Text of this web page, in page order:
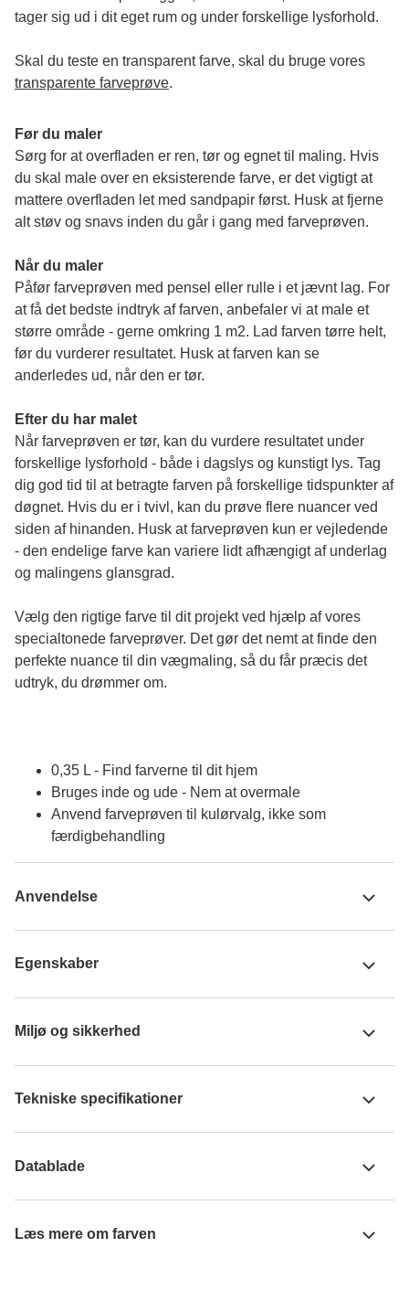
tager sig ud i dit eget rum og under forskellige lysforhold.
transparente farveprøve.
Før du maler
Sørg for at overfladen er ren, tør og egnet til maling. Hvis
du skal male over en eksisterende farve, er det vigtigt at
mattere overfladen let med sandpapir først. Husk at fjerne
alt støv og snavs inden du går i gang med farveprøven.
Når du maler
Påfør farveprøven med pensel eller rulle i et jævnt lag. For
at få det bedste indtryk af farven, anbefaler vi at male et
større område - gerne omkring 1 m2. Lad farven tørre helt,
før du vurderer resultatet. Husk at farven kan se
anderledes ud, når den er tør.
Efter du har malet
Når farveprøven er tør, kan du vurdere resultatet under
forskellige lysforhold - både i dagslys og kunstigt lys. Tag
dig god tid til at betragte farven på forskellige tidspunkter af
døgnet. Hvis du er i tvivl, kan du prøve flere nuancer ved
siden af hinanden. Husk at farveprøven kun er vejledende
- den endelige farve kan variere lidt afhængigt af underlag
og malingens glansgrad.
Vælg den rigtige farve til dit projekt ved hjælp af vores
specialtonede farveprøver. Det gør det nemt at finde den
perfekte nuance til din vægmaling, så du får præcis det
udtryk, du drømmer om.
0,35 L - Find farverne til dit hjem
Bruges inde og ude - Nem at overmale
Anvend farveprøven til kulørvalg, ikke som
færdigbehandling
Anvendelse
Egenskaber
Miljø og sikkerhed
Tekniske specifikationer
Datablade
Læs mere om farven